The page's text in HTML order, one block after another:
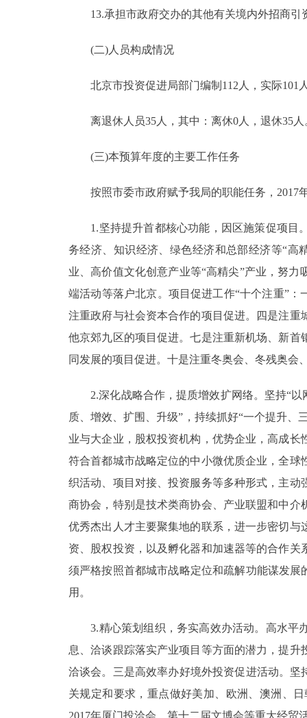
13.承担市政府交办的其他有关境内外招商引
(二)人员构成情况
北京市投资促进局部门编制112人，实际101
离退休人员35人，其中：离休0人，退休35人
(三)本预算年度的主要工作任务
按照市委市政府赋予我局的职能任务，2017
1.坚持提升首都核心功能，因区施策促项目。
务经济、知识经济、绿色经济和总部经济等“高
业、高价值文化创意产业等“高精尖”产业，努
端活动等落户北京。项目促进工作“十个注重”
注重政府与社会资本合作的项目促进。四是注
他京郊九区的项目促进。七是注重新机场、新
同发展的项目促进。十是注重冬奥会、冬残奥会
2.深化战略合作，提质增效扩网络。坚持“以
质、增效、扩围、升级”，持续抓好“一个提升
业与大企业，股权投资机构，优势企业，高成
符合首都城市战略定位的中小微优质企业，全
织活动、项目对接、投资服务等多种形式，主
商协会，特别是技术类商协会、产业联盟和中
优秀杰出人才主要聚集地的联系，进一步密切
资、股权投资，以及孵化器和加速器等的合作
须严格按照首都城市战略定位和疏解功能谋发
用。
3.精心策划组织，务实高效办活动。高水平办
息、洽谈跟踪落实产业项目等方面的潜力，提
洽谈会。三是高效率办好境外投资促进活动。
关规定和要求，重点做好美加、欧洲、澳洲、
2017年厦门投洽会、第十二届文博会等重大经贸